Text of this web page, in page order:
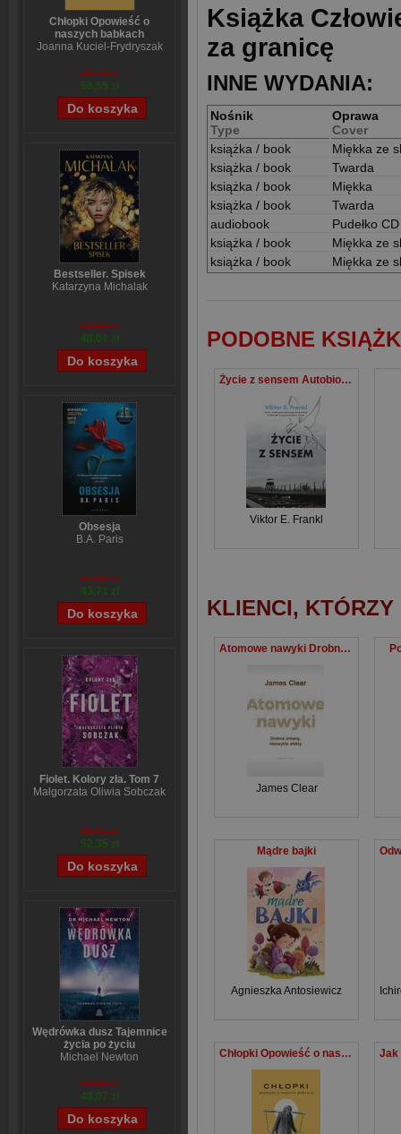
Chłopki Opowieść o
naszych babkach
Joanna Kuciel-Frydryszak
70,44 zł
56,55 zł
Bestseller. Spisek
Katarzyna Michalak
59,84 zł
48,07 zł
Obsesja
B.A. Paris
54,39 zł
43,71 zł
Fiolet. Kolory zła. Tom 7
Małgorzata Oliwia Sobczak
65,19 zł
52,35 zł
Wędrówka dusz Tajemnice
życia po życiu
Michael Newton
59,84 zł
48,07 zł
Książka
za granicę
INNE WYDANIA:
Nośnik
Type
Oprawa
Cover
książka / book
Miękka ze
książka / book
Twarda
książka / book
Miękka
książka / book
Twarda
audiobook
Pudełko CD
książka / book
Miękka ze
książka / book
Miękka ze
PODOBNE
Życie z sensem Autobiografia
Viktor E. Frankl
KLIENCI,
Atomowe nawyki Drobne zmiany, niezwykłe efekty
James Clear
Mądre bajki
Agnieszka Antosiewicz
Chłopki Opowieść o naszych babkach